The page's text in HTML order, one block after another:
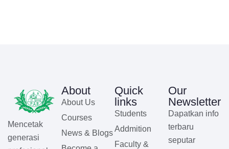
Mencetak
generasi
About
About Us
Courses
News & Blogs
Quick
links
Students
Addmition
Faculty &
Our
Newsletter
Dapatkan info
terbaru
seputar